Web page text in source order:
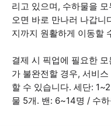
리고 있으며, 수하물을
오면 바로 만나러 나갑니
지까지 원활하게 이동할
결제 시 픽업에 필요한
가 불완전할 경우, 서비
할 수 있습니다. 세단:
물 5개. 밴: 6~14명 / 수